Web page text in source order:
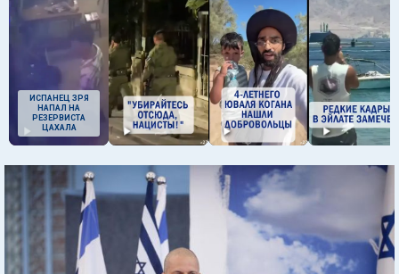
ИСПАНЕЦ ЗРЯ
НАПАЛ НА
РЕЗЕРВИСТА
ЦАХАЛА